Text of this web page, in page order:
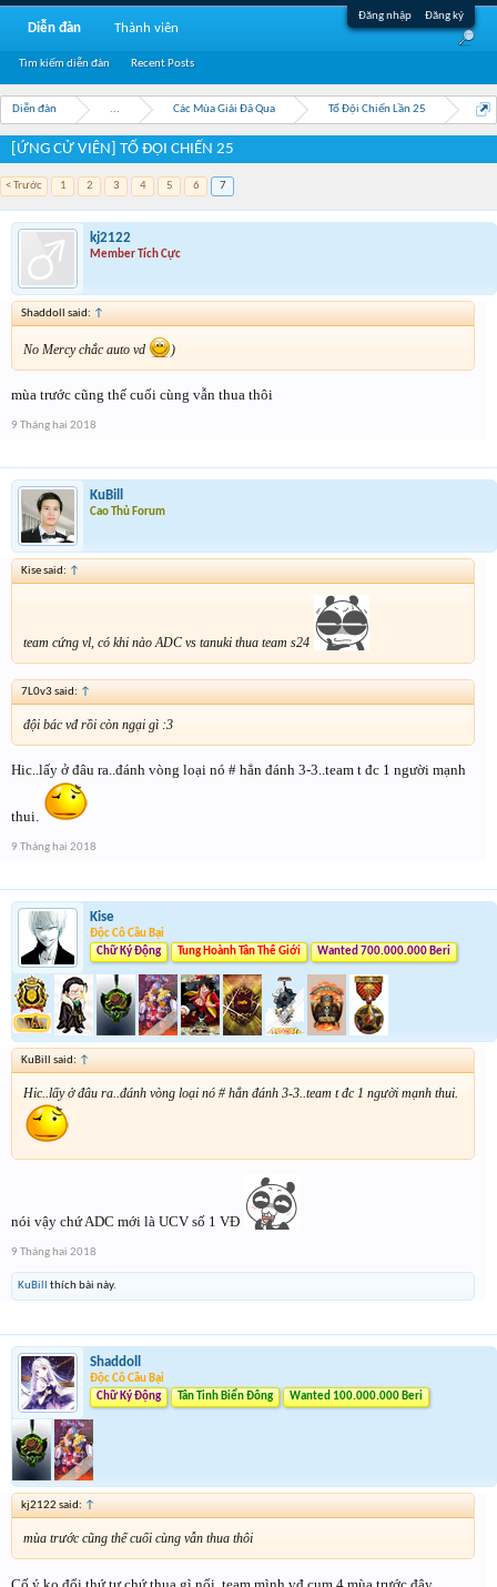
Đăng nhập Đăng ký
Diễn đàn ... Các Mùa Giải Đã Qua Tổ Đội Chiến Lần 25
[ỨNG CỬ VIÊN] TỔ ĐỘI CHIẾN 25
< Trước 1 2 3 4 5 6 7
kj2122
Member Tích Cực
Shaddoll said: ↑
No Mercy chắc auto vd )
mùa trước cũng thế cuối cùng vẫn thua thôi
9 Tháng hai 2018
KuBill
Cao Thủ Forum
Kise said: ↑
team cứng vl, có khi nào ADC vs tanuki thua team s24
7L0v3 said: ↑
đội bác vđ rồi còn ngại gì :3
Hic..lấy ở đâu ra..đánh vòng loại nó # hẳn đánh 3-3..team t đc 1 người mạnh
thui.
9 Tháng hai 2018
Kise
Độc Cô Cầu Bại
Chữ Ký Động
Tung Hoành Tân Thế Giới Wanted 700.000.000 Beri
KuBill said: ↑
Hic..lấy ở đâu ra..đánh vòng loại nó # hẳn đánh 3-3..team t đc 1 người mạnh thui.
nói vậy chứ ADC mới là UCV số 1 VĐ
9 Tháng hai 2018
KuBill thích bài này.
Shaddoll
Độc Cô Cầu Bại
Chữ Ký Động
Tân Tinh Biển Đông Wanted 100.000.000 Beri
kj2122 said: ↑
mùa trước cũng thế cuối cùng vẫn thua thôi
Diễn đàn
Tìm kiếm diễn đàn Recent Posts
Thành viên